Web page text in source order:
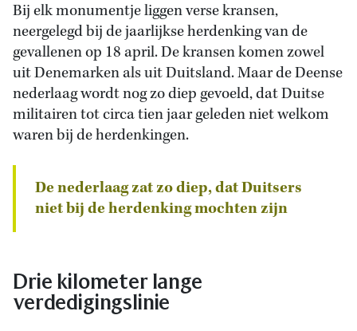
Bij elk monumentje liggen verse kransen,
neergelegd bij de jaarlijkse herdenking van de
gevallenen op 18 april. De kransen komen zowel
uit Denemarken als uit Duitsland. Maar de Deense
nederlaag wordt nog zo diep gevoeld, dat Duitse
militairen tot circa tien jaar geleden niet welkom
waren bij de herdenkingen.
De nederlaag zat zo diep, dat Duitsers
niet bij de herdenking mochten zijn
Drie kilometer lange
verdedigingslinie